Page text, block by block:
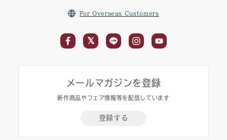
For Overseas Customers
メールマガジンを登録
新作商品やフェア情報等を配信しています
登録する